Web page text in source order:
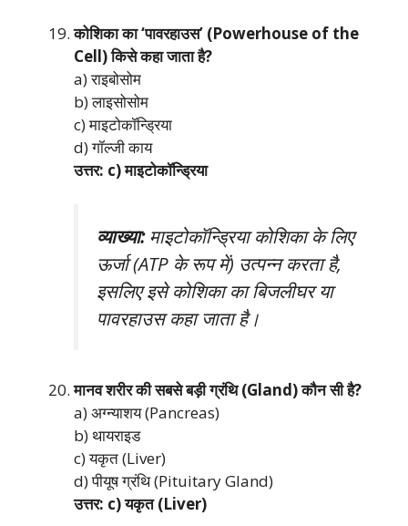
कोशिका का ‘पावरहाउस’ (Powerhouse of the
Cell) किसे कहा जाता है?
a) राइबोसोम
b) लाइसोसोम
c) माइटोकॉन्ड्रिया
d) गॉल्जी काय
उत्तर: c) माइटोकॉन्ड्रिया
व्याख्या:माइटोकॉन्ड्रिया कोशिका के लिए
ऊर्जा (ATP के रूप में) उत्पन्न करता है,
इसलिए इसे कोशिका का बिजलीघर या
पावरहाउस कहा जाता है।
मानव शरीर की सबसे बड़ी ग्रंथि (Gland) कौन सी है?
a) अग्न्याशय (Pancreas)
b) थायराइड
c) यकृत (Liver)
d) पीयूष ग्रंथि (Pituitary Gland)
उत्तर: c) यकृत (Liver)